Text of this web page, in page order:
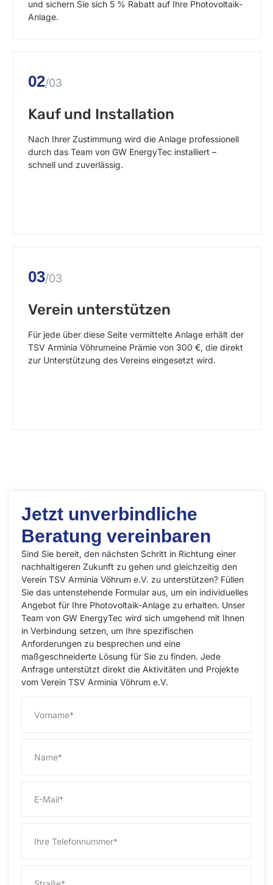
und sichern Sie sich 5 % Rabatt auf Ihre Photovoltaik-
Anlage.
02/03
Kauf und Installation
Nach Ihrer Zustimmung wird die Anlage professionell
durch das Team von GW EnergyTec installiert –
schnell und zuverlässig.
03/03
Verein unterstützen
Für jede über diese Seite vermittelte Anlage erhält der
TSV Arminia Vöhrumeine Prämie von 300 €, die direkt
zur Unterstützung des Vereins eingesetzt wird.
Jetzt unverbindliche
Beratung vereinbaren
Sind Sie bereit, den nächsten Schritt in Richtung einer
nachhaltigeren Zukunft zu gehen und gleichzeitig den
Verein TSV Arminia Vöhrum e.V. zu unterstützen? Füllen
Sie das untenstehende Formular aus, um ein individuelles
Angebot für Ihre Photovoltaik-Anlage zu erhalten. Unser
Team von GW EnergyTec wird sich umgehend mit Ihnen
in Verbindung setzen, um Ihre spezifischen
Anforderungen zu besprechen und eine
maßgeschneiderte Lösung für Sie zu finden. Jede
Anfrage unterstützt direkt die Aktivitäten und Projekte
vom Verein TSV Arminia Vöhrum e.V.